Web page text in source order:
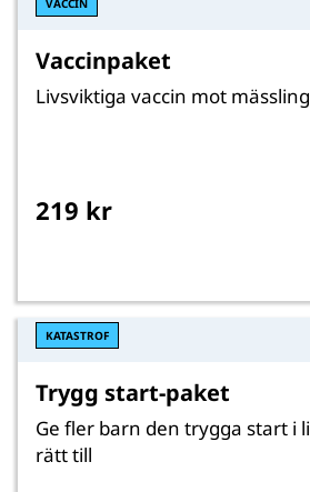
VACCIN
Vaccinpaket
Livsviktiga vaccin mot
219 kr
KATASTROF
Trygg start-paket
Ge fler barn den trygga start i
rätt till